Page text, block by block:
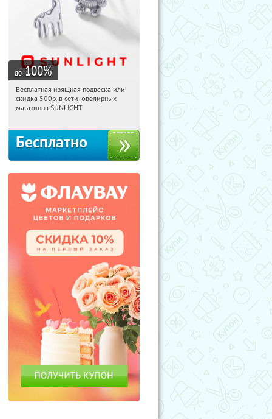
до 100%
03:11:40 Получили:
Россия
Бесплатная изящная подвеска или
скидка 500р. в сети ювелирных
магазинов SUNLIGHT
Бесплатно